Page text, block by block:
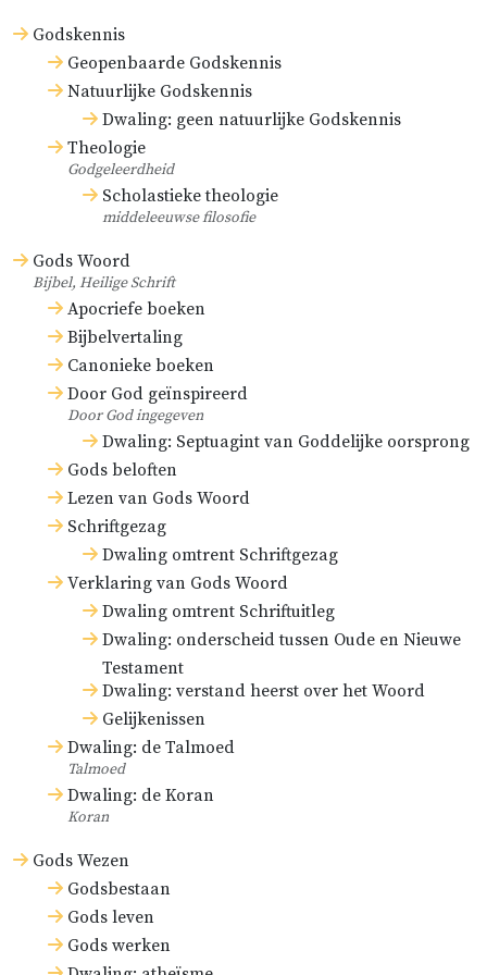
Godskennis
Geopenbaarde Godskennis
Natuurlijke Godskennis
Dwaling: geen natuurlijke Godskennis
Theologie
Godgeleerdheid
Scholastieke theologie
middeleeuwse filosofie
Gods Woord
Bijbel, Heilige Schrift
Apocriefe boeken
Bijbelvertaling
Canonieke boeken
Door God geïnspireerd
Door God ingegeven
Dwaling: Septuagint van Goddelijke oorsprong
Gods beloften
Lezen van Gods Woord
Schriftgezag
Dwaling omtrent Schriftgezag
Verklaring van Gods Woord
Dwaling omtrent Schriftuitleg
Dwaling: onderscheid tussen Oude en Nieuwe
Testament
Dwaling: verstand heerst over het Woord
Gelijkenissen
Dwaling: de Talmoed
Talmoed
Dwaling: de Koran
Koran
Gods Wezen
Godsbestaan
Gods leven
Gods werken
Misschien hebben sommige
kerkleraars op deze wijze
onvoorzichtig over God gesproken. Ook
heden ten dage menen sommige
godgeleerden dat zo over Hem
gesproken kan worden, terwijl ze
allervolmaaktste manier van
voortbrenging’ zou plaatsvinden.